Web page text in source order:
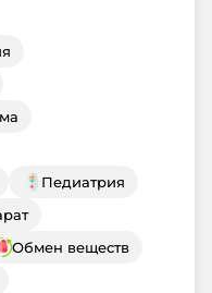
Педиатрия
Обмен веществ